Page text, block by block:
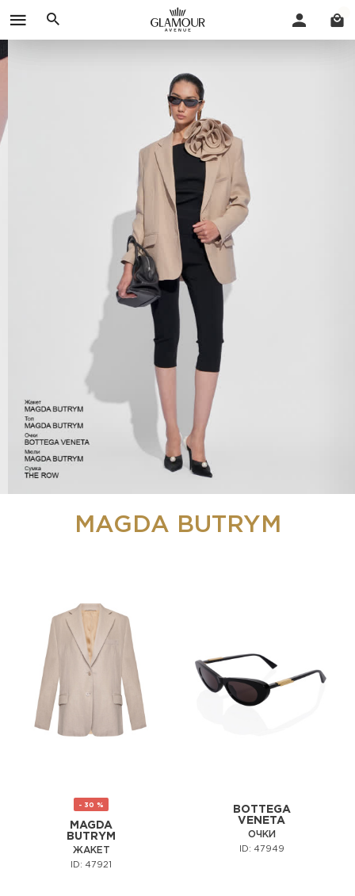
MAGDA BUTRYM
- 30 %
MAGDA
BUTRYM
ЖАКЕТ
ID: 47921
BOTTEGA
VENETA
ОЧКИ
ID: 47949